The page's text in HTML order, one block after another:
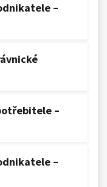
–
–
–